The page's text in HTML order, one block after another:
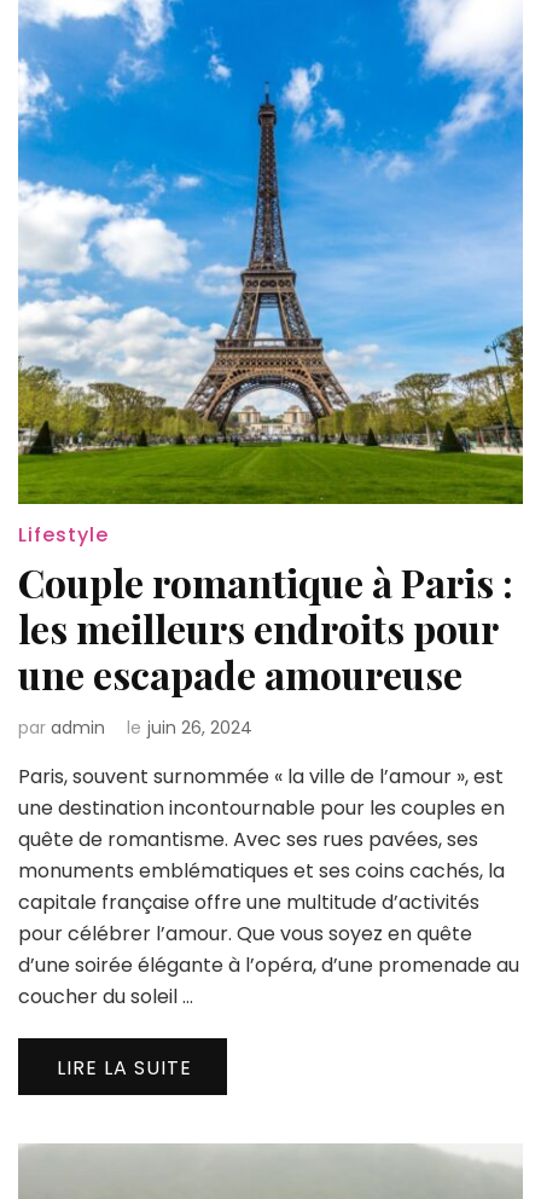
Lifestyle
Couple romantique à Paris :
les meilleurs endroits pour
une escapade amoureuse
par admin le juin 26, 2024
Paris, souvent surnommée « la ville de l’amour », est
une destination incontournable pour les couples en
quête de romantisme. Avec ses rues pavées, ses
monuments emblématiques et ses coins cachés, la
capitale française offre une multitude d’activités
pour célébrer l’amour. Que vous soyez en quête
d’une soirée élégante à l’opéra, d’une promenade au
coucher du soleil …
LIRE LA SUITE